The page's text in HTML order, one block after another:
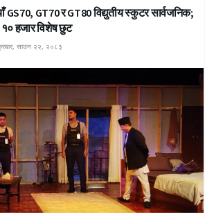
GS70, GT70 र GT80 विद्युतीय स्कुटर सार्वजनिक;
हजार विशेष छुट
साउन २२, २०८३